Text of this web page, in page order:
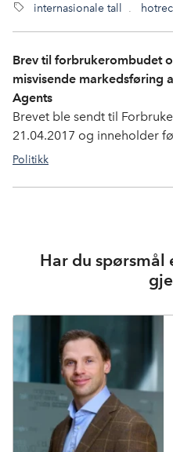
internasjonale tall , hotrec
Brev til forbrukerombudet
misvisende markedsføring
Agents
Brevet ble sendt til
21.04.2017 og inneholder
Politikk
Har du spørsmål